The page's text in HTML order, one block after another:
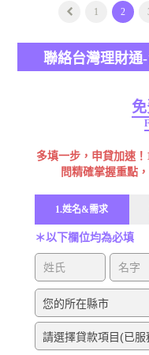
1 2
聯絡台灣理財通
多填一步，申貸加速
問精確掌握重點
1.姓名&需求
＊以下欄位均為必填